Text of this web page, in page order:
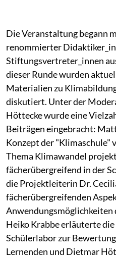
Die Veranstaltung begann
renommierter
Stiftungsvertreter_innen
dieser Runde wurden
Materialien zu
diskutiert. Unter der
Höttecke wurde eine
Beiträgen eingebracht:
Konzept der "Klimaschule"
Thema Klimawandel
fächerübergreifend in der
die Projektleiterin Dr.
fächerübergreifenden
Anwendungsmöglichkeiten
Heiko Krabbe erläuterte die
Schülerlabor zur
Lernenden und Dietmar